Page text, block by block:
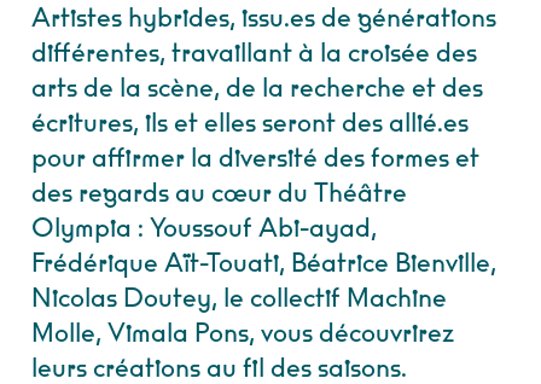
Artistes hybrides, issu.es de générations
différentes, travaillant à la croisée des
arts de la scène, de la recherche et des
écritures, ils et elles seront des allié.es
pour affirmer la diversité des formes et
des regards au cœur du Théâtre
Olympia : Youssouf Abi-ayad,
Frédérique Aït-Touati, Béatrice Bienville,
Nicolas Doutey, le collectif Machine
Molle, Vimala Pons, vous découvrirez
leurs créations au fil des saisons.